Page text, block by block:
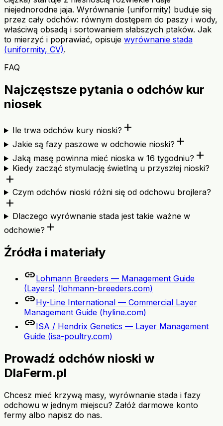
niejednorodne jaja. Wyrównanie (uniformity) buduje się
przez cały odchów: równym dostępem do paszy i wody,
właściwą obsadą i sortowaniem słabszych ptaków. Jak
to mierzyć i poprawiać, opisuje wyrównanie stada
(uniformity, CV).
FAQ
Najczęstsze pytania o odchów kur
niosek
Ile trwa odchów kury nioski? add
Jakie są fazy paszowe w odchowie nioski? add
Jaką masę powinna mieć nioska w 16 tygodniu? add
Kiedy zacząć stymulację świetlną u przyszłej nioski?
add
Czym odchów nioski różni się od odchowu brojlera?
add
Dlaczego wyrównanie stada jest takie ważne w
odchowie? add
Źródła i materiały
linkLohmann Breeders — Management Guide
(Layers) (lohmann-breeders.com)
linkHy-Line International — Commercial Layer
Management Guide (hyline.com)
linkISA / Hendrix Genetics — Layer Management
Guide (isa-poultry.com)
Prowadź odchów nioski w
DlaFerm.pl
Chcesz mieć krzywą masy, wyrównanie stada i fazy
odchowu w jednym miejscu? Załóż darmowe konto
fermy albo napisz do nas.